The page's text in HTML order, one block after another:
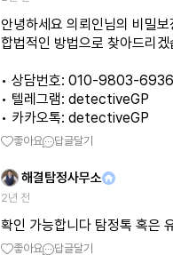
안녕하세요 의뢰인님의 비밀보
합법적인 방법으로 찾아드리겠
• 상담번호: 010-9803-6936
• 텔레그램: detectiveGP
• 카카오톡: detectiveGP
좋아요 답글달기
해결탐정사무소
2년 전
확인 가능합니다 탐정톡 혹
좋아요 답글달기